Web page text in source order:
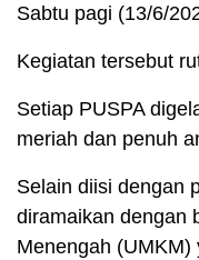
Sabtu pagi (13/6/
Kegiatan tersebut
Setiap PUSPA
meriah dan penuh
Selain diisi dengan
diramaikan dengan
Menengah